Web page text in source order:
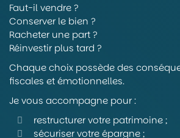
Faut-il vendre ?
Conserver le bien ?
Racheter une part ?
Réinvestir plus tard ?
Chaque choix possède des
fiscales et émotionnelles.
Je vous accompagne pour :
restructurer votre patrimoine ;
sécuriser votre épargne ;